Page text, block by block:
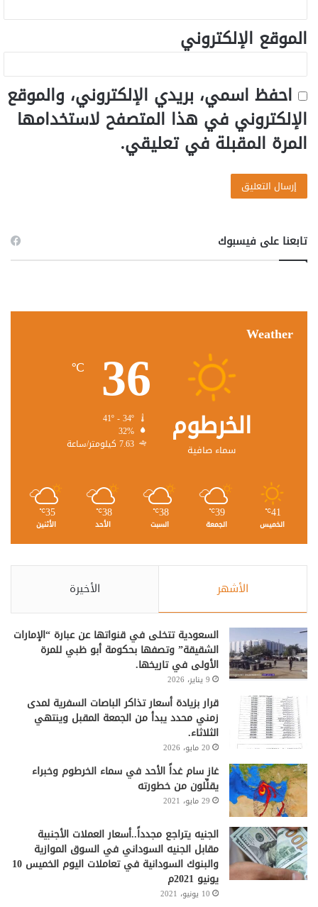
الموقع الإلكتروني
احفظ اسمي، بريدي الإلكتروني، والموقع
الإلكتروني في هذا المتصفح لاستخدامها
المرة المقبلة في تعليقي.
تابعنا على فيسبوك
Weather
الخرطوم
سماء صافية
36
℃
32%
7.63 كيلومتر/ساعة
41
℃
الخميس
39
℃
الجمعة
38
℃
السبت
38
℃
الأحد
35
℃
الأثنين
الأشهر الأخيرة
السعودية تتخلى في قنواتها عن عبارة “الإمارات
الشقيقة” وتصفها بحكومة أبو ظبي للمرة
الأولى في تاريخها.
9 يناير، 2026
قرار بزيادة أسعار تذاكر الباصات السفرية لمدى
زمني محدد يبدأ من الجمعة المقبل وينتهي
الثلاثاء.
20 مايو، 2026
غاز سام غداً الأحد في سماء الخرطوم وخبراء
يقلِّلون من خطورته
29 مايو، 2021
الجنيه يتراجع مجدداً..أسعار العملات الأجنبية
مقابل الجنيه السوداني في السوق الموازية
والبنوك السودانية في تعاملات اليوم الخميس 10
يونيو 2021م
10 يونيو، 2021